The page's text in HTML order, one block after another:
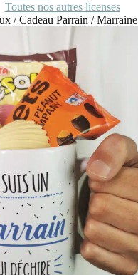
Toutes nos autres licenses
/Cadeau Parrain / Marraine